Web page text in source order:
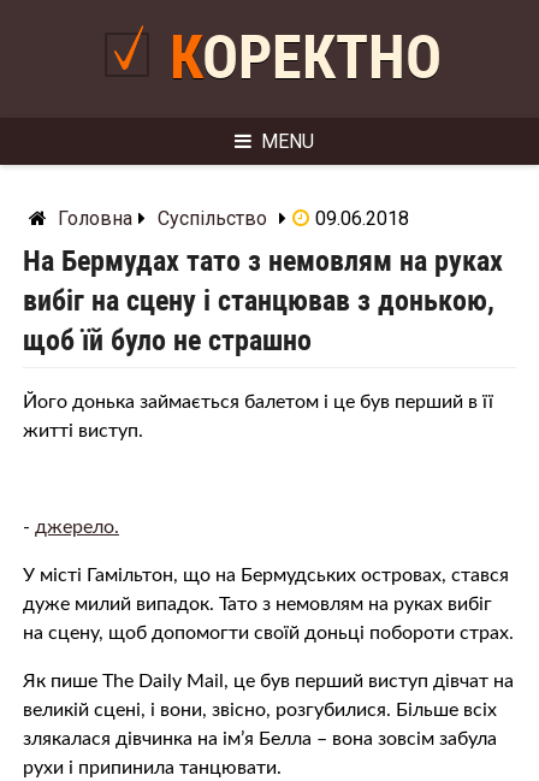
КОРЕКТНО
MENU
Головна Суспільство 09.06.2018
На Бермудах тато з немовлям на руках
вибіг на сцену і станцював з донькою,
щоб їй було не страшно
Його донька займається балетом і це був перший в її
житті виступ.
- джерело.
У місті Гамільтон, що на Бермудських островах, стався
дуже милий випадок. Тато з немовлям на руках вибіг
на сцену, щоб допомогти своїй доньці побороти страх.
Як пише The Daily Mail, це був перший виступ дівчат на
великій сцені, і вони, звісно, розгубилися. Більше всіх
злякалася дівчинка на ім’я Белла – вона зовсім забула
рухи і припинила танцювати.